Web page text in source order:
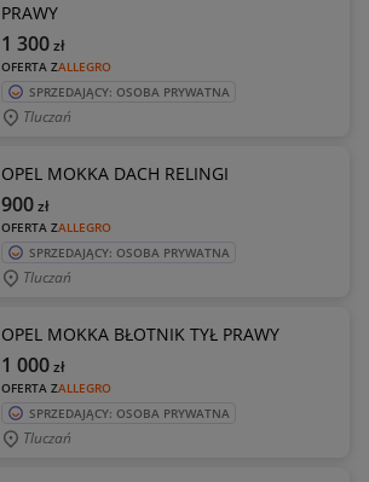
PRAWY
OFERTA ZALLEGRO
1 300zł
SPRZEDAJĄCY: OSOBA PRYWATNA
Tluczań
OPEL MOKKA DACH RELINGI
OFERTA ZALLEGRO
900zł
SPRZEDAJĄCY: OSOBA PRYWATNA
Tluczań
OPEL MOKKA BŁOTNIK TYŁ PRAWY
OFERTA ZALLEGRO
1 000zł
SPRZEDAJĄCY: OSOBA PRYWATNA
Tluczań